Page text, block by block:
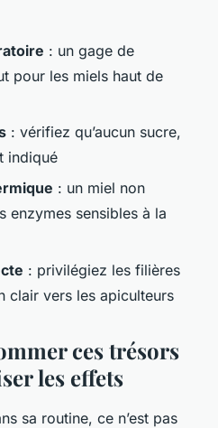
: un gage de
pour les miels haut de
: vérifiez qu’aucun sucre,
indiqué
: un miel non
enzymes sensibles à la
: privilégiez les filières
clair vers les apiculteurs
ces trésors
les effets
sa routine, ce n’est pas